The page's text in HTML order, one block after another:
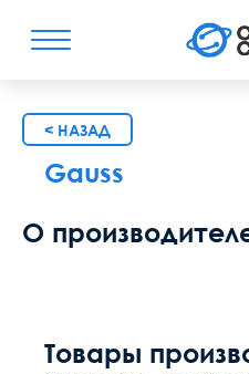
< НАЗАД
Gauss
О
Товары